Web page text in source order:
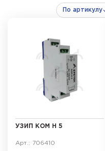
По артикулу
УЗИП КОМ Н 5
Арт.: 706410